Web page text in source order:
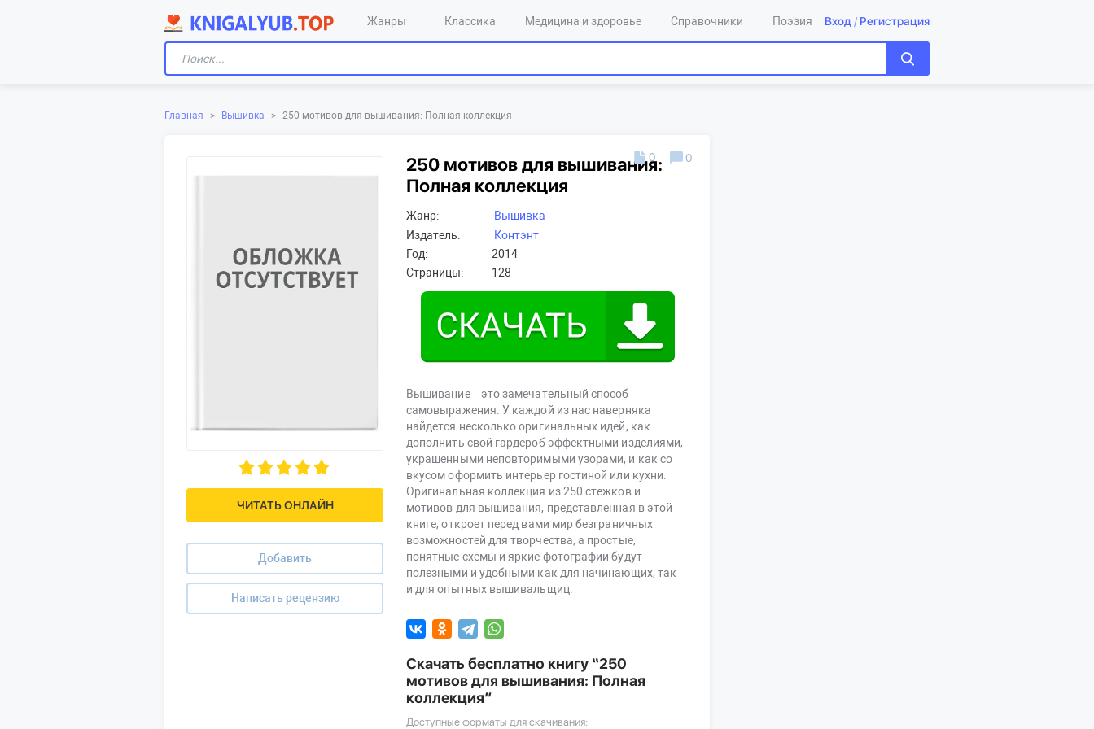
Жанры Классика Медицина и здоровье Справочники Поэзия Вход / Регистрация
Главная > Вышивка > 250 мотивов для вышивания: Полная коллекция
ЧИТАТЬ ОНЛАЙН
Добавить
Написать рецензию
250 мотивов для вышивания:
Полная коллекция
Жанр:
Вышивка
Издатель:
Контэнт
Год:
2014
Страницы:
128
Вышивание – это замечательный способ
самовыражения. У каждой из нас наверняка
найдется несколько оригинальных идей, как
дополнить свой гардероб эффектными изделиями,
украшенными неповторимыми узорами, и как со
вкусом оформить интерьер гостиной или кухни.
Оригинальная коллекция из 250 стежков и
мотивов для вышивания, представленная в этой
книге, откроет перед вами мир безграничных
возможностей для творчества, а простые,
понятные схемы и яркие фотографии будут
полезными и удобными как для начинающих, так
и для опытных вышивальщиц.
0 0
Скачать бесплатно книгу “250
мотивов для вышивания: Полная
коллекция”
Доступные форматы для скачивания: